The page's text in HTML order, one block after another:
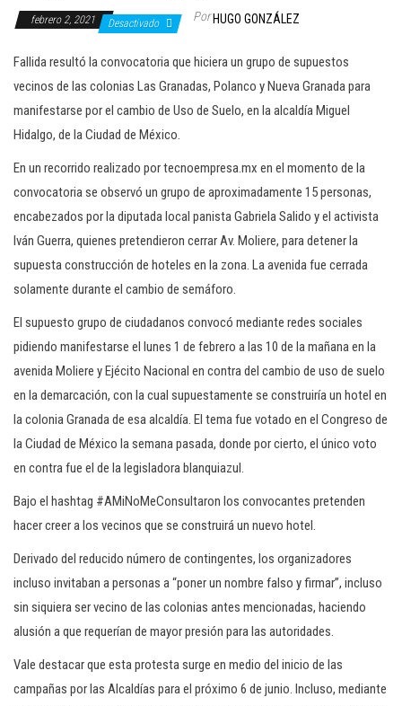
febrero 2, 2021 Desactivado Por HUGO GONZÁLEZ
Fallida resultó la convocatoria que hiciera un grupo de supuestos
vecinos de las colonias Las Granadas, Polanco y Nueva Granada para
manifestarse por el cambio de Uso de Suelo, en la alcaldía Miguel
Hidalgo, de la Ciudad de México.
En un recorrido realizado por tecnoempresa.mx en el momento de la
convocatoria se observó un grupo de aproximadamente 15 personas,
encabezados por la diputada local panista Gabriela Salido y el activista
Iván Guerra, quienes pretendieron cerrar Av. Moliere, para detener la
supuesta construcción de hoteles en la zona. La avenida fue cerrada
solamente durante el cambio de semáforo.
El supuesto grupo de ciudadanos convocó mediante redes sociales
pidiendo manifestarse el lunes 1 de febrero a las 10 de la mañana en la
avenida Moliere y Ejécito Nacional en contra del cambio de uso de suelo
en la demarcación, con la cual supuestamente se construiría un hotel en
la colonia Granada de esa alcaldía. El tema fue votado en el Congreso de
la Ciudad de México la semana pasada, donde por cierto, el único voto
en contra fue el de la legisladora blanquiazul.
Bajo el hashtag #AMiNoMeConsultaron los convocantes pretenden
hacer creer a los vecinos que se construirá un nuevo hotel.
Derivado del reducido número de contingentes, los organizadores
incluso invitaban a personas a “poner un nombre falso y firmar”, incluso
sin siquiera ser vecino de las colonias antes mencionadas, haciendo
alusión a que requerían de mayor presión para las autoridades.
Vale destacar que esta protesta surge en medio del inicio de las
campañas por las Alcaldías para el próximo 6 de junio. Incluso, mediante